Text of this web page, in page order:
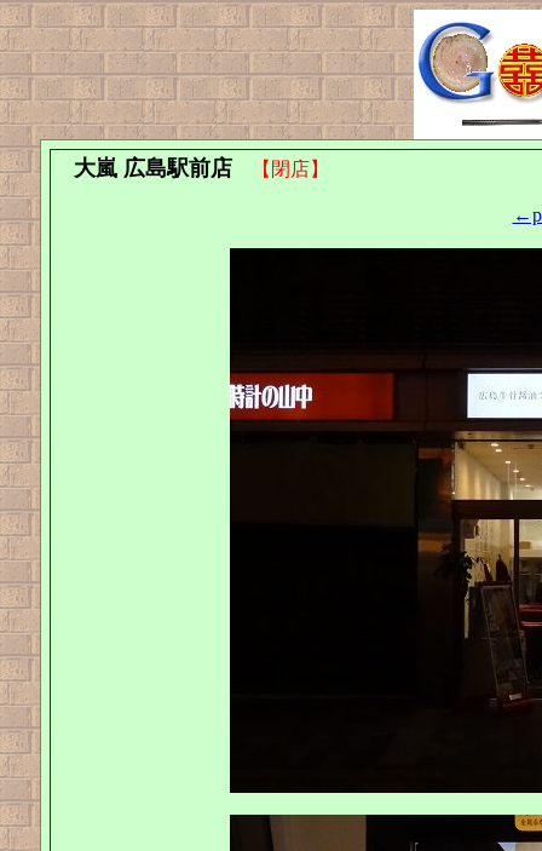
大嵐 広島駅前店 【閉店】